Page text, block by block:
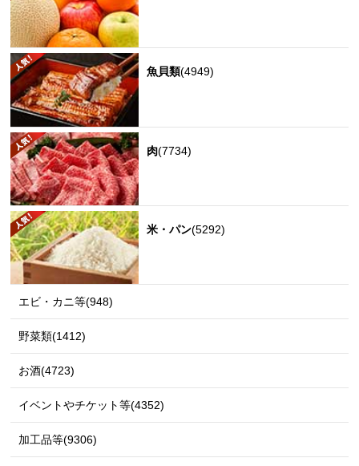
魚貝類(4949)
肉(7734)
米・パン(5292)
エビ・カニ等(948)
野菜類(1412)
お酒(4723)
イベントやチケット等(4352)
加工品等(9306)